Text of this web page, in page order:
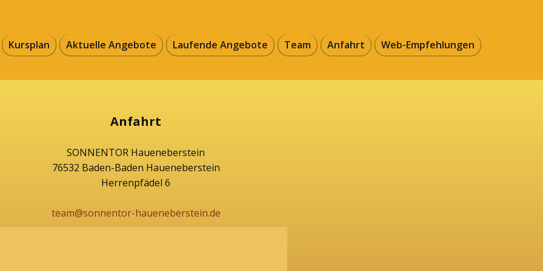
Kursplan Aktuelle Angebote Laufende Angebote Team Anfahrt Web-Empfehlungen
Anfahrt
SONNENTOR Haueneberstein
76532 Baden-Baden Haueneberstein
Herrenpfädel 6
team@sonnentor-haueneberstein.de